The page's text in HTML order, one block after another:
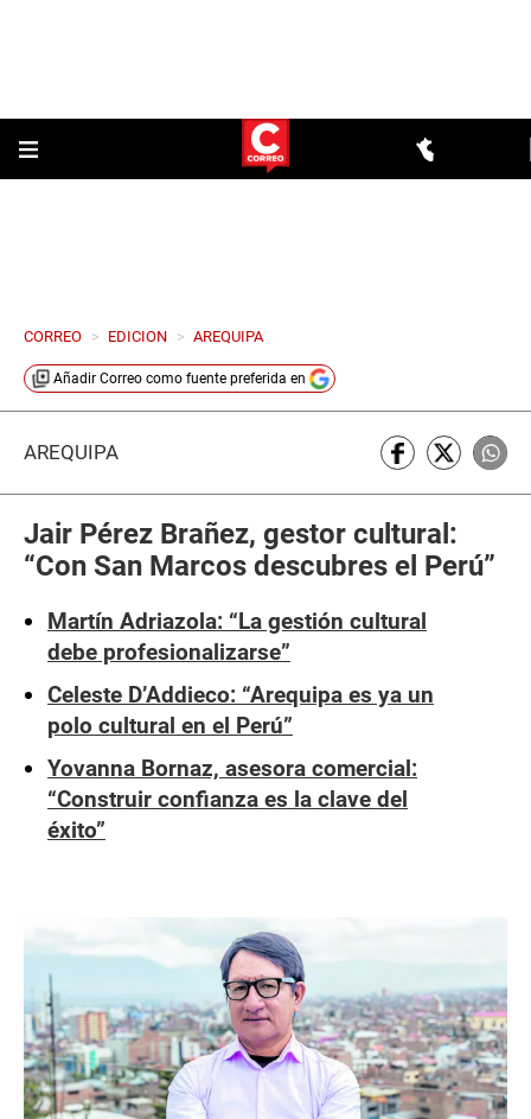
CORREO > EDICION > AREQUIPA
Añadir Correo como fuente preferida en
AREQUIPA
Jair Pérez Brañez, gestor cultural:
“Con San Marcos descubres el Perú”
Martín Adriazola: “La gestión cultural
debe profesionalizarse”
Celeste D’Addieco: “Arequipa es ya un
polo cultural en el Perú”
Yovanna Bornaz, asesora comercial:
“Construir confianza es la clave del
éxito”